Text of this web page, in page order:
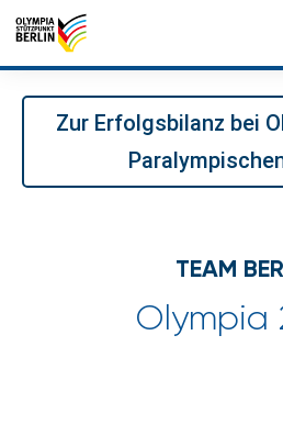
Zur Erfolgsbilanz bei
TEAM
Olympia